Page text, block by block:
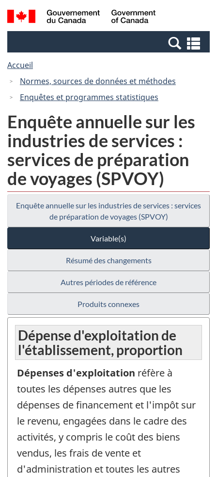
Passer
au
Passer
à
Canada
Recherche
et
et
Accueil
Normes, sources de données et méthodes
Enquêtes et programmes statistiques
Enquête annuelle sur les
industries de services :
services de préparation
de voyages (SPVOY)
Enquête annuelle sur les industries de services : services
de préparation de voyages (SPVOY)
Variable(s)
Résumé des changements
Autres périodes de référence
Produits connexes
Dépense d'exploitation de
l'établissement, proportion
Dépenses d'exploitation réfère à
toutes les dépenses autres que les
dépenses de financement et l'impôt sur
le revenu, engagées dans le cadre des
activités, y compris le coût des biens
vendus, les frais de vente et
d'administration et toutes les autres